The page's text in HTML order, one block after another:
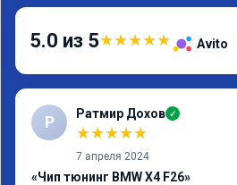
5.0 из 5★★★★★ Avito
Р Ратмир Дохов ✓
★★★★★
7 апреля 2024
«Чип тюнинг BMW X4 F26»